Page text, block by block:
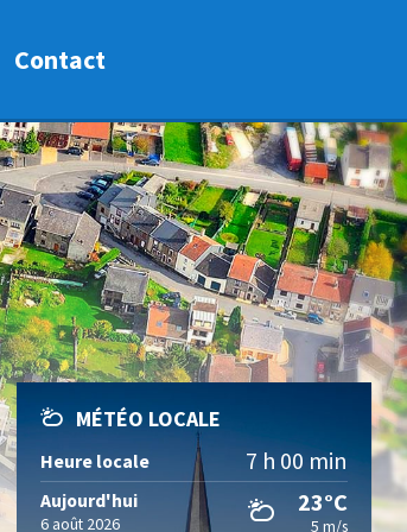
Contact
MÉTÉO LOCALE
Heure locale 7 h 00 min
Aujourd'hui
6 août 2026
23°C
5 m/s